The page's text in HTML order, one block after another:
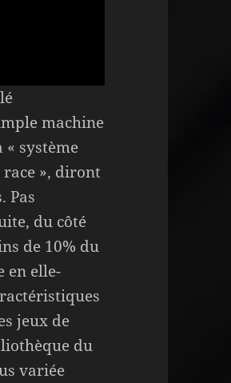
machine
système
race », diront
Pas
du côté
de 10% du
en elle-
jeux de
du
variée